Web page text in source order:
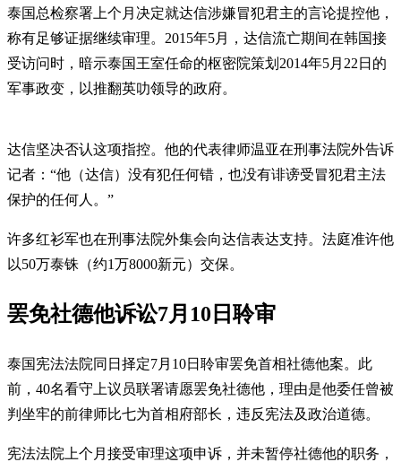
泰国总检察署上个月决定就达信涉嫌冒犯君主的言论提控他，
称有足够证据继续审理。2015年5月，达信流亡期间在韩国接
受访问时，暗示泰国王室任命的枢密院策划2014年5月22日的
军事政变，以推翻英叻领导的政府。
达信坚决否认这项指控。他的代表律师温亚在刑事法院外告诉
记者：“他（达信）没有犯任何错，也没有诽谤受冒犯君主法
保护的任何人。”
许多红衫军也在刑事法院外集会向达信表达支持。法庭准许他
以50万泰铢（约1万8000新元）交保。
罢免社德他诉讼7月10日聆审
泰国宪法法院同日择定7月10日聆审罢免首相社德他案。此
前，40名看守上议员联署请愿罢免社德他，理由是他委任曾被
判坐牢的前律师比七为首相府部长，违反宪法及政治道德。
宪法法院上个月接受审理这项申诉，并未暂停社德他的职务，